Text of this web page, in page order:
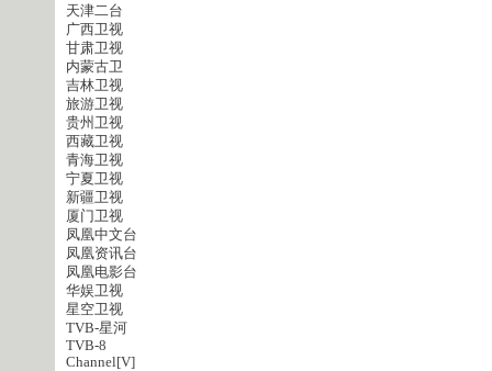
天津二台
广西卫视
甘肃卫视
内蒙古卫
吉林卫视
旅游卫视
贵州卫视
西藏卫视
青海卫视
宁夏卫视
新疆卫视
厦门卫视
凤凰中文台
凤凰资讯台
凤凰电影台
华娱卫视
星空卫视
TVB-星河
TVB-8
Channel[V]